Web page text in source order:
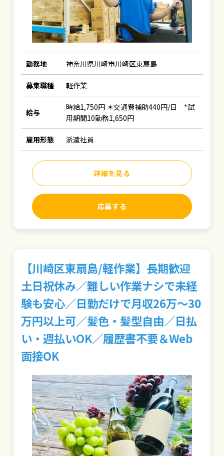
勤務地 神奈川県川崎市川崎区東扇島
募集職種 軽作業
給与
時給1,750円 ＊交通費補助440円/日 *試
用期間10勤務1,650円
雇用形態 派遣社員
詳細を見る
応募する
【川崎区東扇島/軽作業】長期歓迎
土日祝休み／難しい作業ナシで未経
験も安心／日勤だけで月収26万～30
万円以上可／髪色・髪型自由／日払
い・週払いOK／履歴書不要＆Web
面接OK